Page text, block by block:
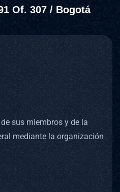
Of. 307 / Bogotá
sus miembros y de la
mediante la organización